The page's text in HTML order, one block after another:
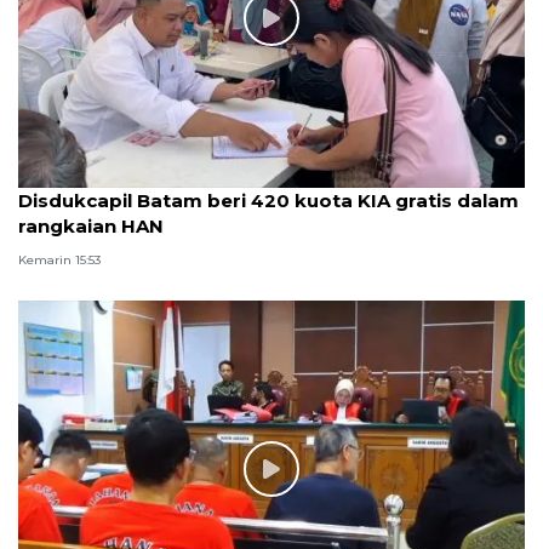
Disdukcapil Batam beri 420 kuota KIA gratis dalam
rangkaian HAN
Kemarin 15:53